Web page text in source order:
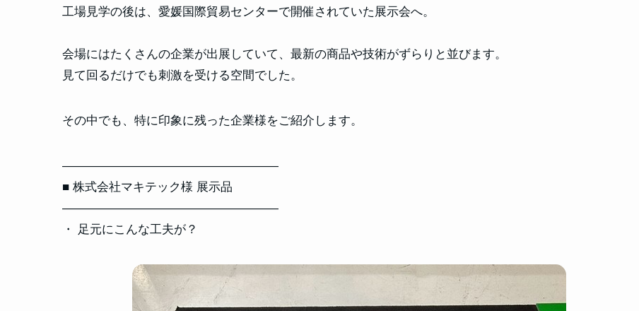
工場見学の後は、愛媛国際貿易センターで開催されていた展示会へ。
会場にはたくさんの企業が出展していて、最新の商品や技術がずらりと並びます。
見て回るだけでも刺激を受ける空間でした。
その中でも、特に印象に残った企業様をご紹介します。
――――――――――――――――――
■ 株式会社マキテック様 展示品
――――――――――――――――――
・ 足元にこんな工夫が？